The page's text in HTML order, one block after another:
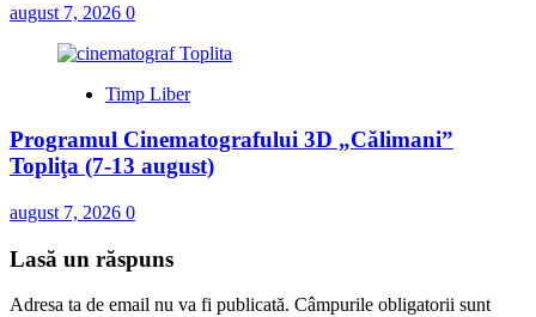
august 7, 2026 0
Timp Liber
Programul Cinematografului 3D „Călimani”
Topliţa (7-13 august)
august 7, 2026 0
Lasă un răspuns
Adresa ta de email nu va fi publicată. Câmpurile obligatorii sunt